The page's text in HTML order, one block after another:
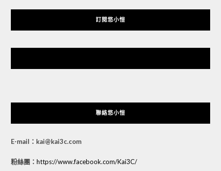
訂閱悠小愷
聯絡悠小愷
E-mail：kai@kai3c.com
粉絲團： https://www.facebook.com/Kai3C/